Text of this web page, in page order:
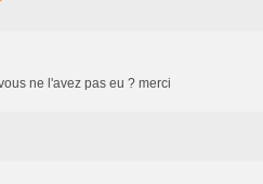
ne l'avez pas eu ? merci